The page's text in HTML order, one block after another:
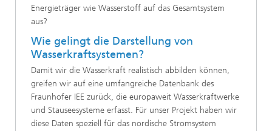
Energieträger wie Wasserstoff auf das Gesamtsystem
aus?
Wie gelingt die Darstellung von
Wasserkraftsystemen?
Damit wir die Wasserkraft realistisch abbilden können,
greifen wir auf eine umfangreiche Datenbank des
Fraunhofer IEE zurück, die europaweit Wasserkraftwerke
und Stauseesysteme erfasst. Für unser Projekt haben wir
diese Daten speziell für das nordische Stromsystem